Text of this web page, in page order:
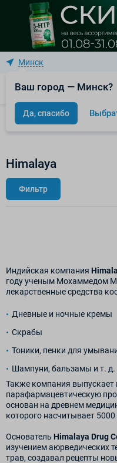
Минск
Ваш город — Минск?
Да, спасибо
Бренды
Himalaya
Фильтр
Индийская компания
году ученым Мохаммедом
лекарственные средства
Дневные и ночные кремы
Скрабы
Тоники, пенки для
Шампуни, бальзамы и т. д.
Также компания выпускает
парафармацевтическую
основан на древнем
которого насчитывает 5000
Основатель Himalaya Drug
изучением аюрведических
трав, создавал рецепты